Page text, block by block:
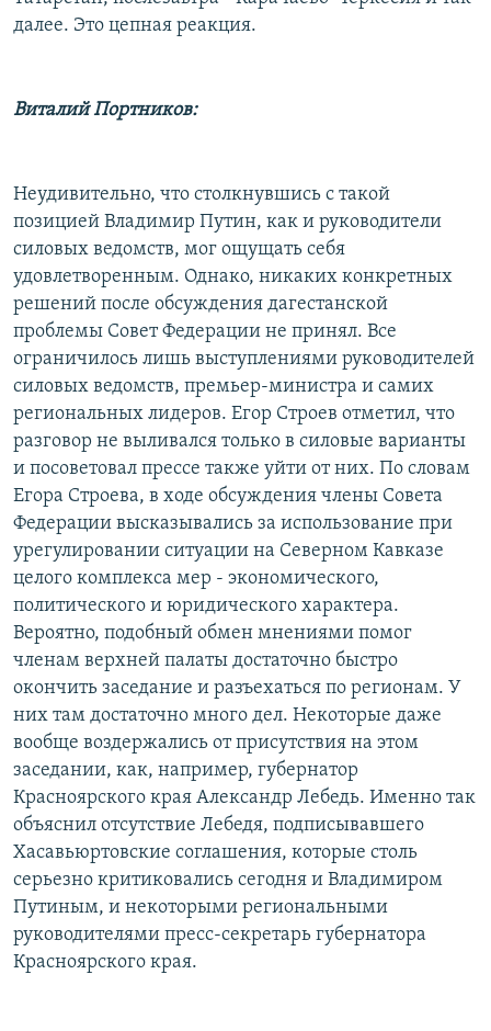
далее. Это цепная реакция.
Виталий Портников:
Неудивительно, что столкнувшись с такой
позицией Владимир Путин, как и руководители
силовых ведомств, мог ощущать себя
удовлетворенным. Однако, никаких конкретных
решений после обсуждения дагестанской
проблемы Совет Федерации не принял. Все
ограничилось лишь выступлениями руководителей
силовых ведомств, премьер-министра и самих
региональных лидеров. Егор Строев отметил, что
разговор не выливался только в силовые варианты
и посоветовал прессе также уйти от них. По словам
Егора Строева, в ходе обсуждения члены Совета
Федерации высказывались за использование при
урегулировании ситуации на Северном Кавказе
целого комплекса мер - экономического,
политического и юридического характера.
Вероятно, подобный обмен мнениями помог
членам верхней палаты достаточно быстро
окончить заседание и разъехаться по регионам. У
них там достаточно много дел. Некоторые даже
вообще воздержались от присутствия на этом
заседании, как, например, губернатор
Красноярского края Александр Лебедь. Именно так
объяснил отсутствие Лебедя, подписывавшего
Хасавьюртовские соглашения, которые столь
серьезно критиковались сегодня и Владимиром
Путиным, и некоторыми региональными
руководителями пресс-секретарь губернатора
Красноярского края.